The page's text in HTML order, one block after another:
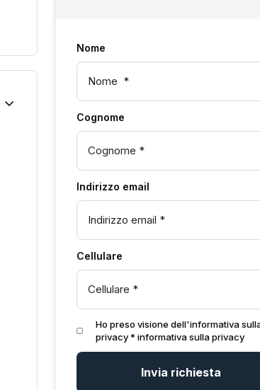
Nome
Cognome
Indirizzo email
Cellulare
Ho preso visione dell'informativa
privacy * informativa sulla privacy
Invia richiesta